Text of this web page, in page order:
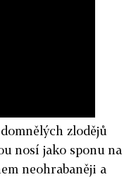
zlodějů
nosí jako sponu na
neohrabaněji a